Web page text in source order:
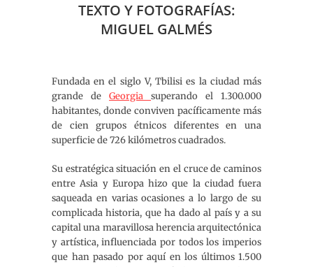
TEXTO Y FOTOGRAFÍAS:
MIGUEL GALMÉS
Fundada en el siglo V, Tbilisi es la ciudad más
grande de Georgia superando el 1.300.000
habitantes, donde conviven pacíficamente más
de cien grupos étnicos diferentes en una
superficie de 726 kilómetros cuadrados.
Su estratégica situación en el cruce de caminos
entre Asia y Europa hizo que la ciudad fuera
saqueada en varias ocasiones a lo largo de su
complicada historia, que ha dado al país y a su
capital una maravillosa herencia arquitectónica
y artística, influenciada por todos los imperios
que han pasado por aquí en los últimos 1.500